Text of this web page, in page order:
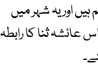
اور یہ شہر میں
عائشہ ثنا کا رابطہ